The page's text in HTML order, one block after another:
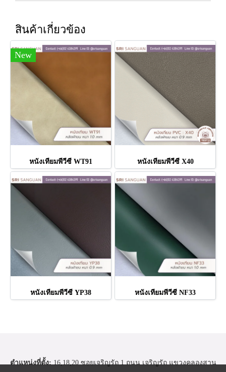
สินค้าเกี่ยวข้อง
New
หนังเทียมพีวีซี WT91 หนังเทียมพีวีซี X40
หนังเทียมพีวีซี YP38 หนังเทียมพีวีซี NF33
ตำแหน่งที่ตั้ง:16,18,20 ซอยเจริญรัถ 1 ถนน เจริญรัถ แขวงคลองสาน